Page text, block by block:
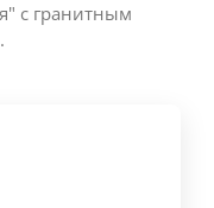
с гранитным